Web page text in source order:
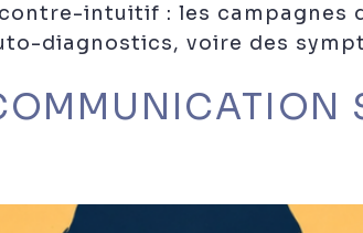
intuitif : les campagnes
diagnostics, voire des